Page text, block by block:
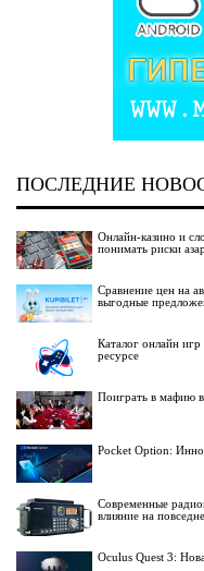
ПОСЛЕДНИЕ
Онлайн-казино и
понимать риски
Сравнение цен на
выгодные
Каталог онлайн
ресурсе
Поиграть в мафию
Pocket Option:
Современные
влияние на
Oculus Quest 3: